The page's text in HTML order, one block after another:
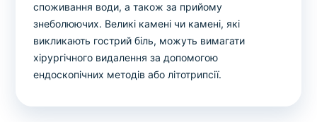
споживання води, а також за прийому
знеболюючих. Великі камені чи камені, які
викликають гострий біль, можуть вимагати
хірургічного видалення за допомогою
ендоскопічних методів або літотрипсії.